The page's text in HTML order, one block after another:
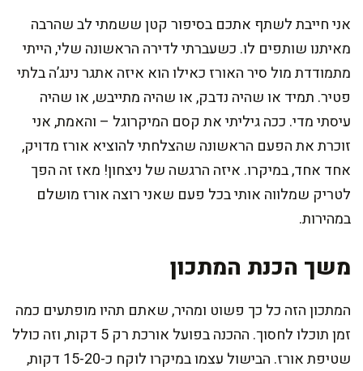
אני חייבת לשתף אתכם בסיפור קטן ששמתי לב שהרבה
מאיתנו שותפים לו. כשעברתי לדירה הראשונה שלי, הייתי
מתמודדת מול סיר האורז כאילו הוא איזה אתגר נינג’ה בלתי
פטיר. תמיד או שהיה נדבק, או שהיה מתייבש, או שהיה
עיסתי מדי. ככה גיליתי את קסם המיקרוגל – והאמת, אני
זוכרת את הפעם הראשונה שהצלחתי להוציא אורז מדויק,
אחד אחד, במיקרו. איזה הרגשה של ניצחון! מאז זה הפך
לטריק שמלווה אותי בכל פעם שאני רוצה אורז מושלם
במהירות.
משך הכנת המתכון
המתכון הזה כל כך פשוט ומהיר, שאתם תהיו מופתעים כמה
זמן תוכלו לחסוך. ההכנה בפועל אורכת רק 5 דקות, וזה כולל
שטיפת אורז. הבישול עצמו במיקרו לוקח כ-15-20 דקות,